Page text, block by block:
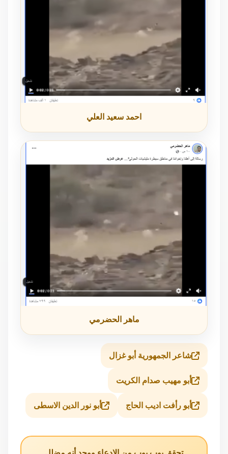
احمد سعيد العلي
ماهر الحضرمي
شاعر الجمهورية أبو غزال
أبو مهيب صدام الكريت
أبو رأفت اديب الحاج أبو نور الدين الاسطى